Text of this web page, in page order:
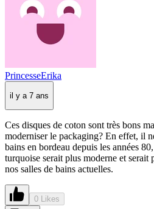
PrincesseErika
il y a 7 ans
Ces disques de coton sont très bons
moderniser le packaging? En effet, il
bains en bordeau depuis les années
turquoise serait plus moderne et serait
nos salles de bains actuelles.
0 Likes